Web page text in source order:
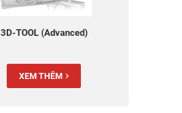
3D-TOOL (Advanced)
XEM THÊM